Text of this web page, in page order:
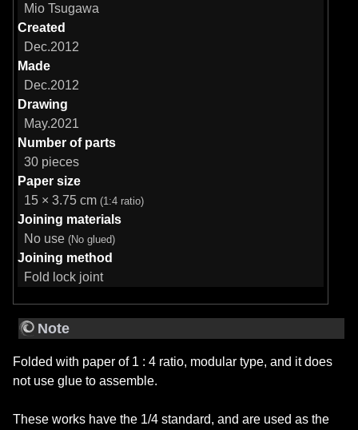
Mio Tsugawa
Created
Dec.2012
Made
Dec.2012
Drawing
May.2021
Number of parts
30 pieces
Paper size
15 × 3.75 cm (1:4 ratio)
Joining materials
No use (No glued)
Joining method
Fold lock joint
Note
Folded with paper of 1 : 4 ratio, modular type, and it does
not use glue to assemble.
These works have the 1/4 standard, and are used as the